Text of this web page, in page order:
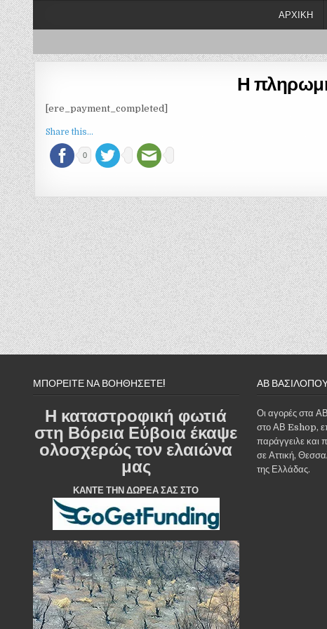
ΑΡΧΙΚΉ
Η
[ere_payment_completed]
Share this...
0
ΜΠΟΡΕΙΤΕ ΝΑ ΒΟΗΘΗΣΕΤΕ!
Η καταστροφική φωτιά
στη Βόρεια Εύβοια έκαψε
ολοσχερώς τον ελαιώνα
μας
ΚΑΝΤΕ ΤΗΝ ΔΩΡΕΑ ΣΑΣ ΣΤΟ
ΑΒ
Οι αγορές στα
στο ΑΒ Eshop,
παράγγειλε και
σε Αττική,
της Ελλάδας.